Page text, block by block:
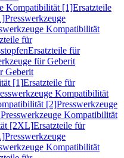
Kompatibilität [1]Ersatzteile
Presswerkzeuge
Kompatibilität
für
Ersatzteile für
für Geberit
Geberit
[1]Ersatzteile für
Kompatibilität
[2]Presswerkzeuge
Kompatibilität
[2XL]Ersatzteile für
Presswerkzeuge
Kompatibilität